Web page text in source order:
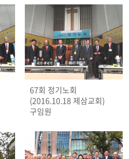
67회 정기노회
(2016.10.18 제삼교회)
구임원